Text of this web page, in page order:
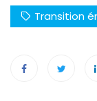
Transition